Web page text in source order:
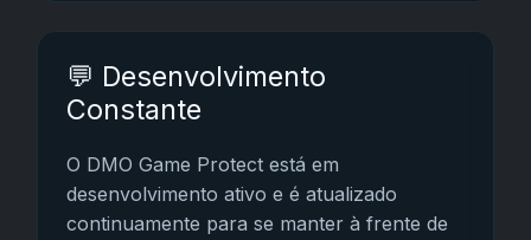
💬 Desenvolvimento
Constante
O DMO Game Protect está em
desenvolvimento ativo e é atualizado
continuamente para se manter à frente de